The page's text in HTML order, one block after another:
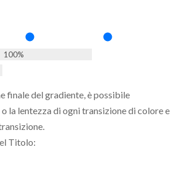
finale del gradiente, è possibile
la lentezza di ogni transizione di colore e
Titolo: